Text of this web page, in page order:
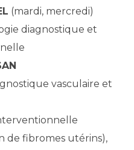
(mardi, mercredi)
diagnostique et
vasculaire et
de fibromes utérins),